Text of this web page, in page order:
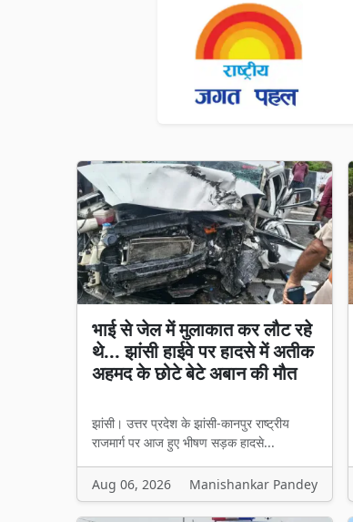
भाई से जेल में मुलाकात कर लौट रहे
थे... झांसी हाईवे पर हादसे में अतीक
अहमद के छोटे बेटे अबान की मौत
झांसी। उत्तर प्रदेश के झांसी-कानपुर राष्ट्रीय
राजमार्ग पर आज हुए भीषण सड़क हादसे...
Aug 06, 2026 Manishankar Pandey